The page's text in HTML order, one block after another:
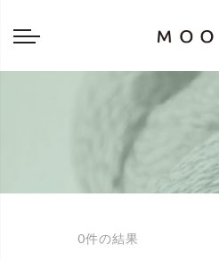
編み物はじめて教室：かぎ針編
0件の結果